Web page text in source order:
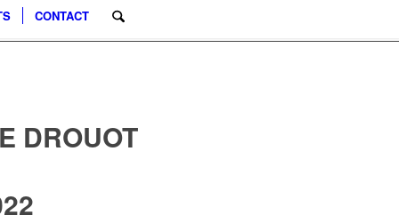
CONTACT
DROUOT